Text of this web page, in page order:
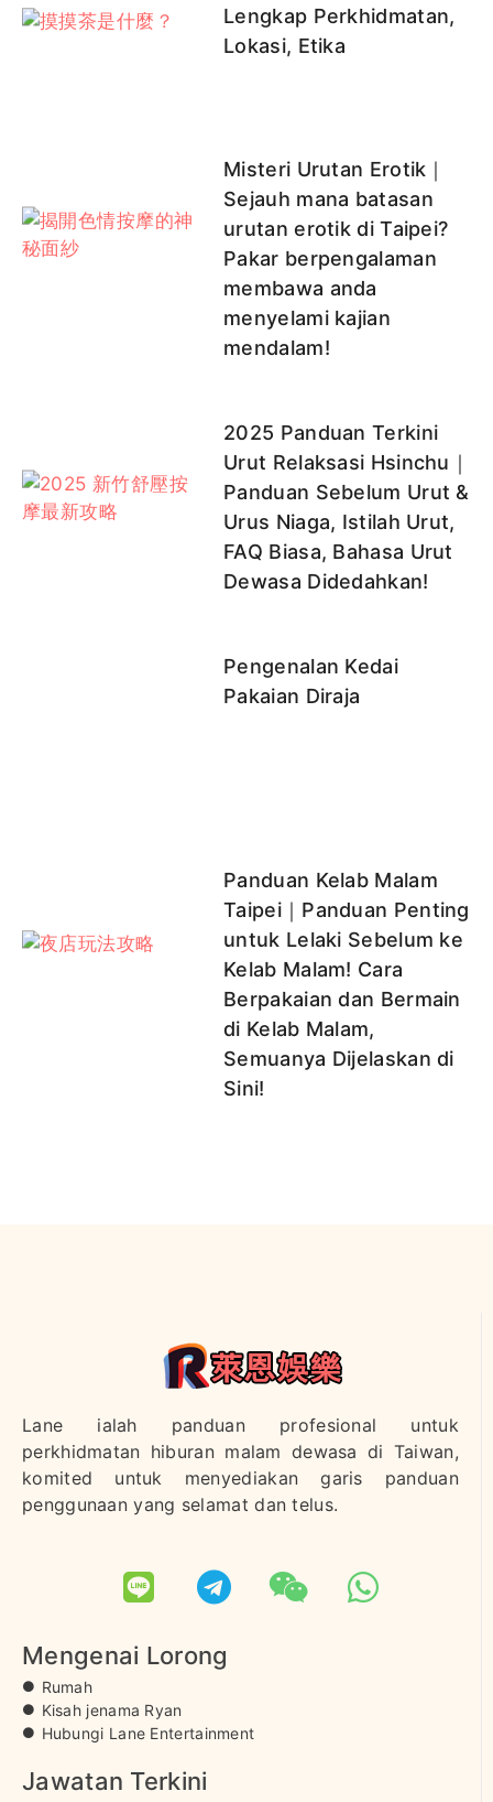
Lengkap Perkhidmatan,
Lokasi, Etika
Misteri Urutan Erotik｜
Sejauh mana batasan
urutan erotik di Taipei?
Pakar berpengalaman
membawa anda
menyelami kajian
mendalam!
2025 Panduan Terkini
Urut Relaksasi Hsinchu｜
Panduan Sebelum Urut &
Urus Niaga, Istilah Urut,
FAQ Biasa, Bahasa Urut
Dewasa Didedahkan!
Pengenalan Kedai
Pakaian Diraja
Panduan Kelab Malam
Taipei｜Panduan Penting
untuk Lelaki Sebelum ke
Kelab Malam! Cara
Berpakaian dan Bermain
di Kelab Malam,
Semuanya Dijelaskan di
Sini!
Lane ialah panduan profesional untuk
perkhidmatan hiburan malam dewasa di Taiwan,
komited untuk menyediakan garis panduan
penggunaan yang selamat dan telus.
Mengenai Lorong
Rumah
Kisah jenama Ryan
Hubungi Lane Entertainment
Jawatan Terkini